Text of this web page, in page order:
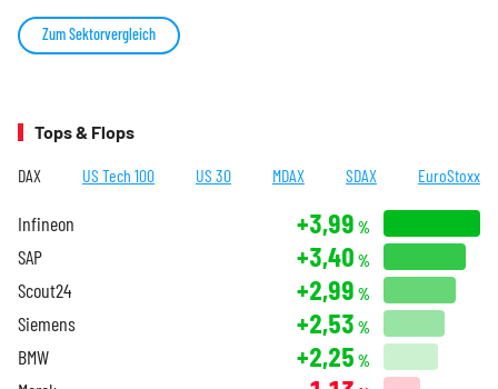
Zum Sektorvergleich
Tops & Flops
DAX US Tech 100 US 30 MDAX SDAX EuroStoxx
Infineon +3,99 %
SAP +3,40 %
Scout24 +2,99 %
Siemens +2,53 %
BMW +2,25 %